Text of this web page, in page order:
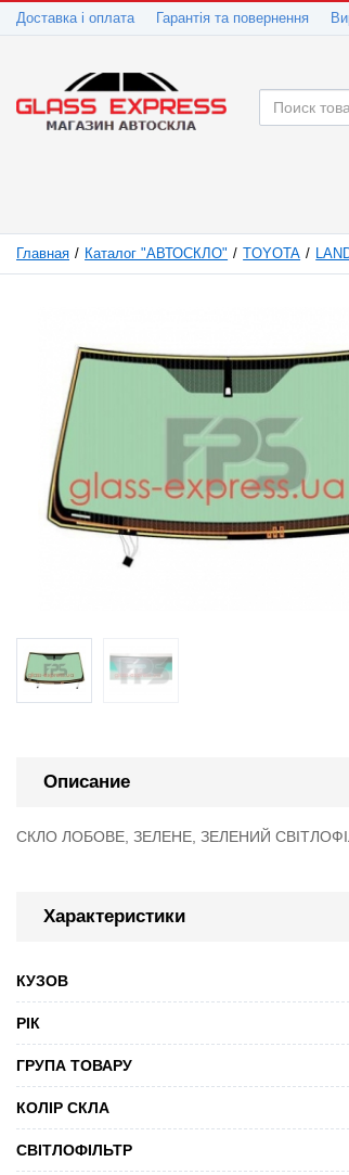
Доставка і оплата Гарантія та повернення
Главная Каталог "АВТОСКЛО" TOYOTA
Описание
СКЛО ЛОБОВЕ, ЗЕЛЕНЕ, ЗЕЛЕНИЙ
Характеристики
КУЗОВ
РІК
ГРУПА ТОВАРУ
КОЛІР СКЛА
СВІТЛОФІЛЬТР